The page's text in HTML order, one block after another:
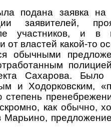
подана заявка на
заявителей,
участников, и в
от властей какой-то
обычными
Сахарова.
и Ходорковским,
степень
как обычно,
предложение